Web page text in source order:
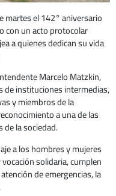
martes el 142° aniversario
con un acto protocolar
a quienes dedican su vida
Marcelo Matzkin,
instituciones intermedias,
y miembros de la
a una de las
la sociedad.
a los hombres y mujeres
solidaria, cumplen
de emergencias, la